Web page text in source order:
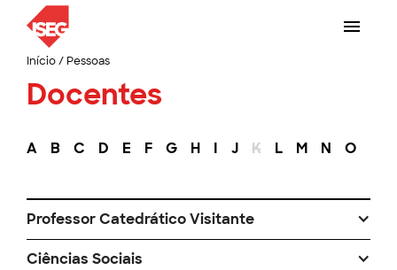
Início/ Pessoas
Docentes
A B C D E F G H I J K L M N O
Professor Catedrático Visitante
Ciências Sociais